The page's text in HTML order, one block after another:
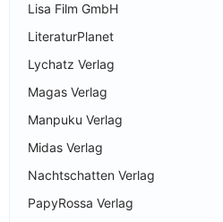
Lisa Film GmbH
LiteraturPlanet
Lychatz Verlag
Magas Verlag
Manpuku Verlag
Midas Verlag
Nachtschatten Verlag
PapyRossa Verlag